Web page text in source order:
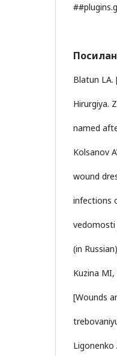
Blatun
Hirurgiya.
named
Kolsanov
wound
infections
vedomosti
(in Russian)
Kuzina
[Wounds